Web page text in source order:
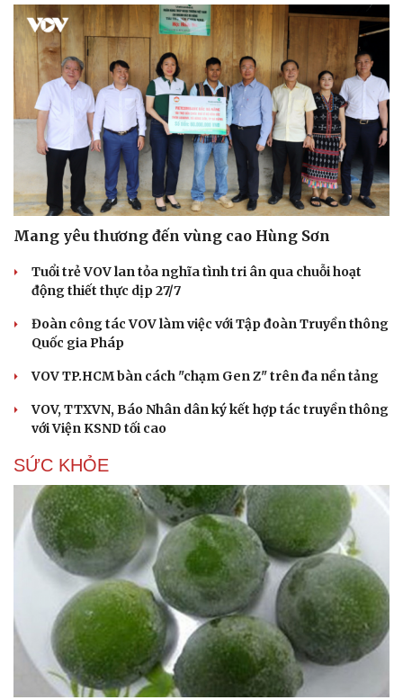
Cải chính
Mang yêu thương đến vùng cao Hùng Sơn
Tuổi trẻ VOV lan tỏa nghĩa tình tri ân qua chuỗi hoạt
động thiết thực dịp 27/7
Đoàn công tác VOV làm việc với Tập đoàn Truyền thông
Quốc gia Pháp
VOV TP.HCM bàn cách "chạm Gen Z" trên đa nền tảng
VOV, TTXVN, Báo Nhân dân ký kết hợp tác truyền thông
với Viện KSND tối cao
SỨC KHỎE